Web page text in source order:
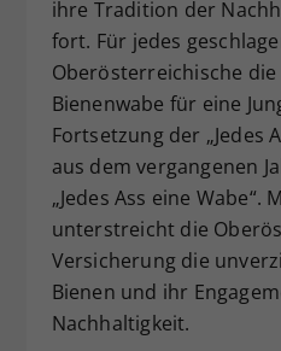
ihre Tradition der
fort. Für jedes
Oberösterreichische
Bienenwabe für eine
Fortsetzung der „Jedes
aus dem vergangenen
„Jedes Ass eine Wabe“.
unterstreicht die
Versicherung die
Bienen und ihr
Nachhaltigkeit.
hat.